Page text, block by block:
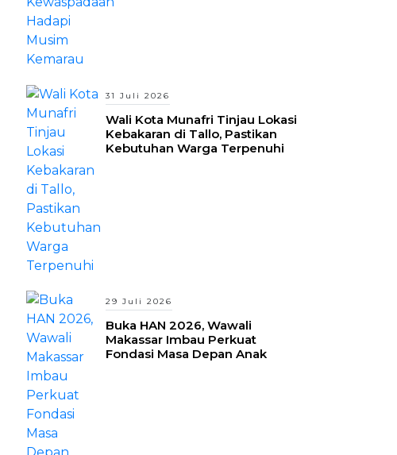
31 Juli 2026
Wali Kota Munafri Tinjau Lokasi
Kebakaran di Tallo, Pastikan
Kebutuhan Warga Terpenuhi
29 Juli 2026
Buka HAN 2026, Wawali
Makassar Imbau Perkuat
Fondasi Masa Depan Anak